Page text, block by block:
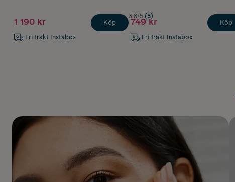
1 190 kr
Fri frakt Instabox
Köp
3.8/5 (5)
749 kr
Fri frakt Instabox
Köp